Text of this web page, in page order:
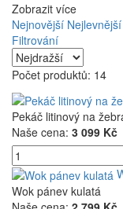
Zobrazit více
Nejnovější Nejlevnější
Filtrování
Počet produktů: 14
Pekáč litinový na
Naše cena: 3 099 Kč
Wok pánev kulatá